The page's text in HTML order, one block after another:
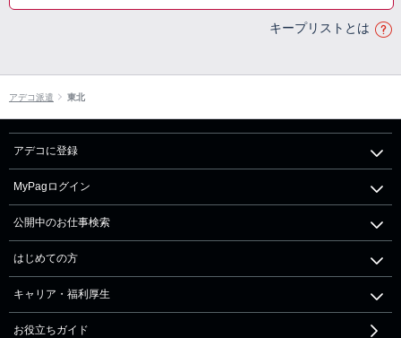
キープリストとは
アデコ派遣 東北
アデコに登録
MyPagログイン
公開中のお仕事検索
はじめての方
キャリア・福利厚生
お役立ちガイド